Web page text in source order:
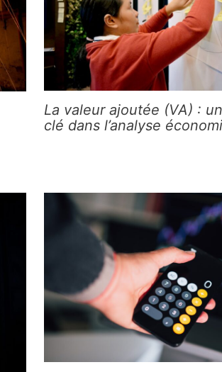
La valeur ajoutée (VA) :
clé dans l’analyse